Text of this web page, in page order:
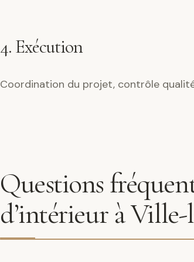
4. Exécution
Coordination du projet, contrôle
Questions
d’intérieur à